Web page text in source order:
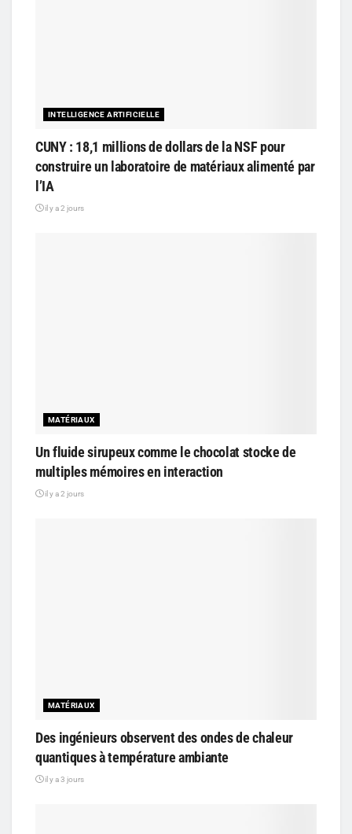
INTELLIGENCE ARTIFICIELLE
CUNY : 18,1 millions de dollars de la NSF pour
construire un laboratoire de matériaux alimenté par
l’IA
il y a 2 jours
MATÉRIAUX
Un fluide sirupeux comme le chocolat stocke de
multiples mémoires en interaction
il y a 2 jours
MATÉRIAUX
Des ingénieurs observent des ondes de chaleur
quantiques à température ambiante
il y a 3 jours